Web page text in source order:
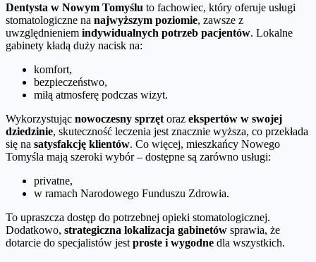
Dentysta w Nowym Tomyślu to fachowiec, który oferuje usługi
stomatologiczne na najwyższym poziomie, zawsze z
uwzględnieniem indywidualnych potrzeb pacjentów. Lokalne
gabinety kładą duży nacisk na:
komfort,
bezpieczeństwo,
miłą atmosferę podczas wizyt.
Wykorzystując nowoczesny sprzęt oraz ekspertów w swojej
dziedzinie, skuteczność leczenia jest znacznie wyższa, co przekłada
się na satysfakcję klientów. Co więcej, mieszkańcy Nowego
Tomyśla mają szeroki wybór – dostępne są zarówno usługi:
privatne,
w ramach Narodowego Funduszu Zdrowia.
To upraszcza dostęp do potrzebnej opieki stomatologicznej.
Dodatkowo, strategiczna lokalizacja gabinetów sprawia, że
dotarcie do specjalistów jest proste i wygodne dla wszystkich.